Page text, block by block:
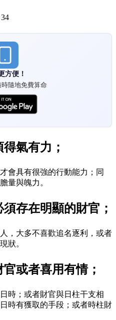
方便！
隨地免費算命
氣有力；
會具有很強的行動能力；同
量與魄力。
存在明顯的財官；
，大多不喜歡追名逐利，或者
狀。
或者喜用有情；
時；或者財官與日柱干支相
時有獲取的手段；或者時柱財